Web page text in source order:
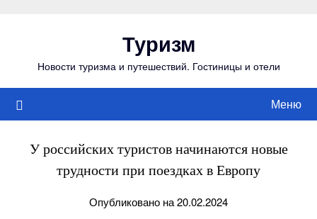
Туризм
Новости туризма и путешествий. Гостиницы и отели
Меню
У российских туристов начинаются новые
трудности при поездках в Европу
Опубликовано на 20.02.2024